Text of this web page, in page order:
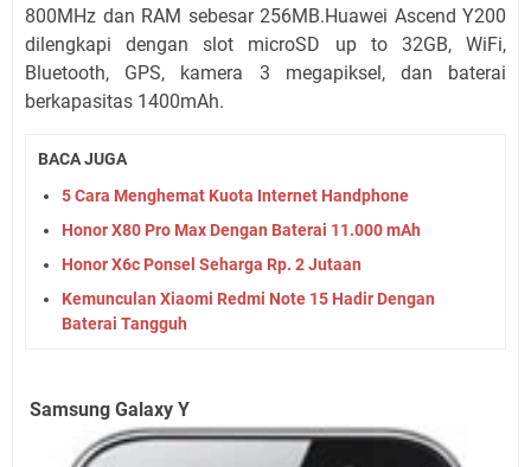
800MHz dan RAM sebesar 256MB.Huawei Ascend Y200
dilengkapi dengan slot microSD up to 32GB, WiFi,
Bluetooth, GPS, kamera 3 megapiksel, dan baterai
berkapasitas 1400mAh.
BACA JUGA
5 Cara Menghemat Kuota Internet Handphone
Honor X80 Pro Max Dengan Baterai 11.000 mAh
Honor X6c Ponsel Seharga Rp. 2 Jutaan
Kemunculan Xiaomi Redmi Note 15 Hadir Dengan
Baterai Tangguh
Samsung Galaxy Y